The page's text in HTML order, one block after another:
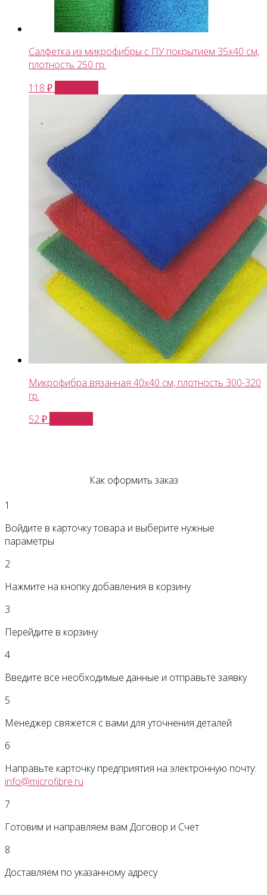
Салфетка из микрофибры с ПУ покрытием 35х40 см,
плотность 250 гр.
118 ₽
Микрофибра вязанная 40х40 см, плотность 300-320
гр.
52₽
Как оформить заказ
1
Войдите в карточку товара и выберите нужные
параметры
2
Нажмите на кнопку добавления в корзину
3
Перейдите в корзину
4
Введите все необходимые данные и отправьте заявку
5
Менеджер свяжется с вами для уточнения деталей
6
Направьте карточку предприятия на электронную почту:
info@microfibre.ru
7
Готовим и направляем вам Договор и Счет
8
Доставляем по указанному адресу